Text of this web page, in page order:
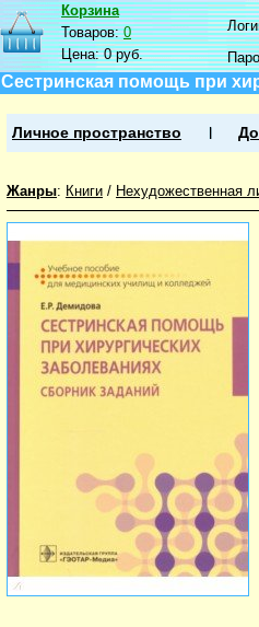
Корзина
Товаров:0
Цена:0 руб.
Сестринская помощь при
Личное пространство
Жанры: Книги / Нехудожественная